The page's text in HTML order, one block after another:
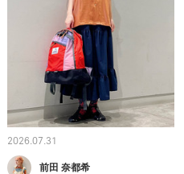
2026.07.31
前田 奈都希